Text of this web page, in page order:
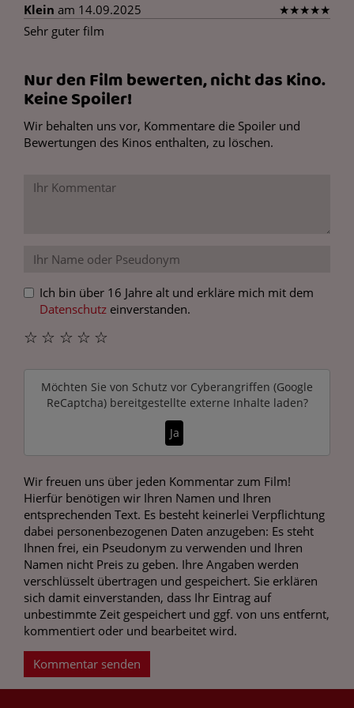
Klein am 14.09.2025 ★★★★★
Sehr guter film
Nur den Film bewerten, nicht das Kino.
Keine Spoiler!
Wir behalten uns vor, Kommentare die Spoiler und
Bewertungen des Kinos enthalten, zu löschen.
Ich bin über 16 Jahre alt und erkläre mich mit dem
Datenschutz einverstanden.
☆
☆
☆
☆
☆
Möchten Sie von Schutz vor Cyberangriffen (Google
ReCaptcha)bereitgestellte externe Inhalte laden?
Ja
Wir freuen uns über jeden Kommentar zum Film!
Hierfür benötigen wir Ihren Namen und Ihren
entsprechenden Text. Es besteht keinerlei Verpflichtung
dabei personenbezogenen Daten anzugeben: Es steht
Ihnen frei, ein Pseudonym zu verwenden und Ihren
Namen nicht Preis zu geben. Ihre Angaben werden
verschlüsselt übertragen und gespeichert. Sie erklären
sich damit einverstanden, dass Ihr Eintrag auf
unbestimmte Zeit gespeichert und ggf. von uns entfernt,
kommentiert oder und bearbeitet wird.
Kommentar senden